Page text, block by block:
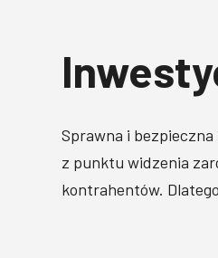
Sprawna i
z punktu widzenia
kontrahentów.